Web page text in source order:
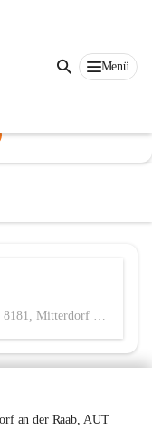
Menü
an der
raab
Kindergarten Mitterdorf An Der Raab, 8181, Mitterdorf an der Raab, Weiz, Steiermark, AUT
an der Raab, AUT